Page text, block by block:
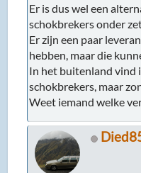
Er is dus wel een
schokbrekers onder
Er zijn een paar
hebben, maar die
In het buitenland vind
schokbrekers, maar
Weet iemand welke